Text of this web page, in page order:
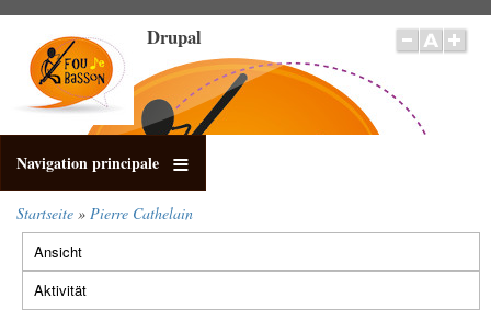
Inhalt
Drupal
Navigation principale
Pfadnavigation
Startseite Pierre Cathelain
Primäre
Reiter
Ansicht
Aktivität
Reiter)